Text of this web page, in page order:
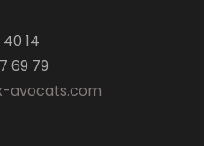
14
69 79
avocats.com